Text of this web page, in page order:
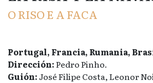
O RISO E A FACA
Portugal, Francia, Rumania,
Dirección:Pedro Pinho.
Guión:José Filipe Costa, Leonor